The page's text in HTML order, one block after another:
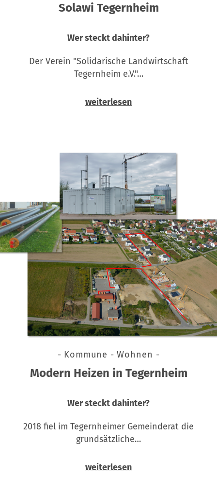
Solawi Tegernheim
Wer steckt dahinter?
Der Verein "Solidarische Landwirtschaft
Tegernheim e.V."…
weiterlesen
- Kommune - Wohnen -
Modern Heizen in Tegernheim
Wer steckt dahinter?
2018 fiel im Tegernheimer Gemeinderat die
grundsätzliche…
weiterlesen